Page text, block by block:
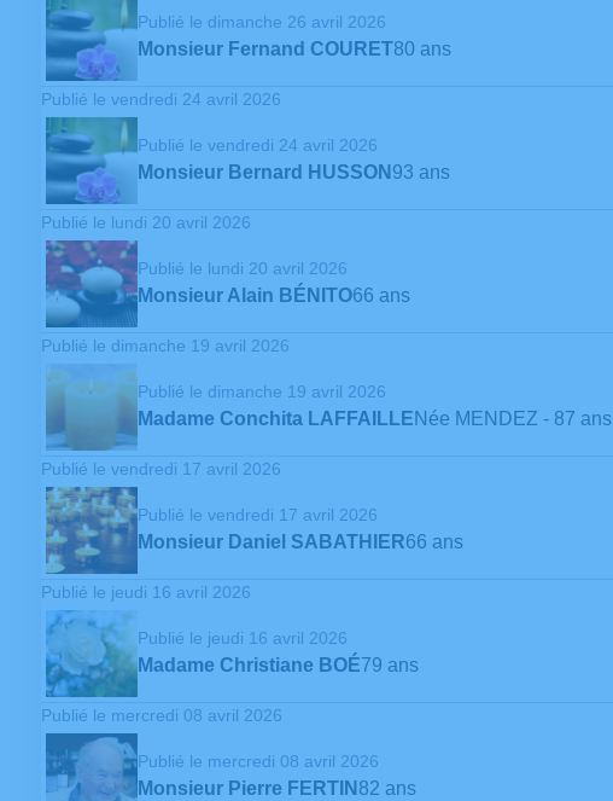
Publié le dimanche 26 avril 2026
Monsieur Fernand COURET80 ans
Publié le vendredi 24 avril 2026
Publié le vendredi 24 avril 2026
Monsieur Bernard HUSSON 93 ans
Publié le lundi 20 avril 2026
Publié le lundi 20 avril 2026
Monsieur Alain BÉNITO66 ans
Publié le dimanche 19 avril 2026
Publié le dimanche 19 avril 2026
Madame Conchita LAFFAILLE Née MENDEZ - 87 ans
Publié le vendredi 17 avril 2026
Publié le vendredi 17 avril 2026
Monsieur Daniel SABATHIER66 ans
Publié le jeudi 16 avril 2026
Publié le jeudi 16 avril 2026
Madame Christiane BOÉ79 ans
Publié le mercredi 08 avril 2026
Publié le mercredi 08 avril 2026
Monsieur Pierre FERTIN 82 ans